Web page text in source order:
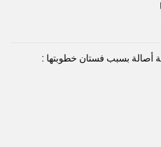
أصالة بسبب فستان خطوبتها :